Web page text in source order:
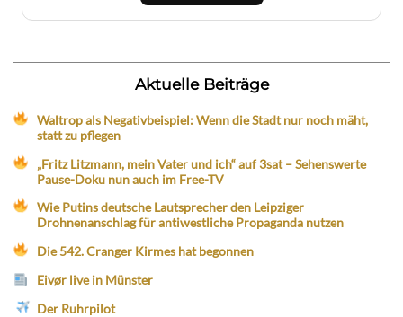
Aktuelle Beiträge
Waltrop als Negativbeispiel: Wenn die Stadt nur noch mäht,
statt zu pflegen
„Fritz Litzmann, mein Vater und ich“ auf 3sat – Sehenswerte
Pause-Doku nun auch im Free-TV
Wie Putins deutsche Lautsprecher den Leipziger
Drohnenanschlag für antiwestliche Propaganda nutzen
Die 542. Cranger Kirmes hat begonnen
Eivør live in Münster
Der Ruhrpilot